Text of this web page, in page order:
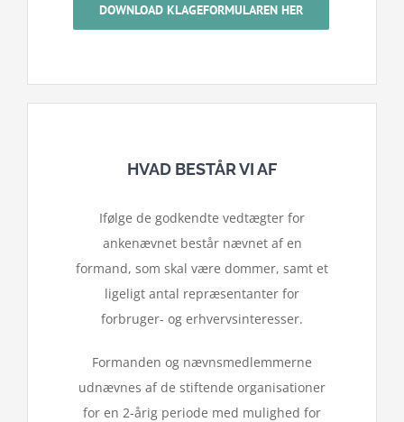
DOWNLOAD KLAGEFORMULAREN HER
HVAD BESTÅR VI AF
Ifølge de godkendte vedtægter for
ankenævnet består nævnet af en
formand, som skal være dommer, samt et
ligeligt antal repræsentanter for
forbruger- og erhvervsinteresser.
Formanden og nævnsmedlemmerne
udnævnes af de stiftende organisationer
for en 2-årig periode med mulighed for